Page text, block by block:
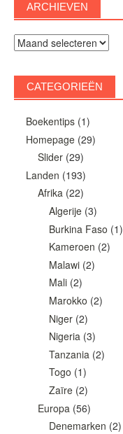
ARCHIEVEN
Archieven
CATEGORIEËN
Boekentips(1)
Homepage(29)
Slider(29)
Landen (193)
Afrika(22)
Algerije (3)
Burkina Faso (1)
Kameroen (2)
Malawi (2)
Mali (2)
Marokko (2)
Niger (2)
Nigeria (3)
Tanzania (2)
Togo (1)
Zaïre (2)
Europa (56)
Denemarken (2)